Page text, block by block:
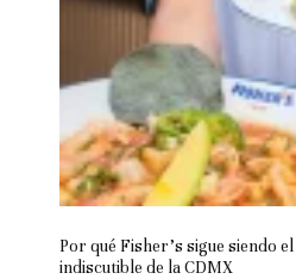
Por qué Fisher’s sigue siendo
indiscutible de la CDMX